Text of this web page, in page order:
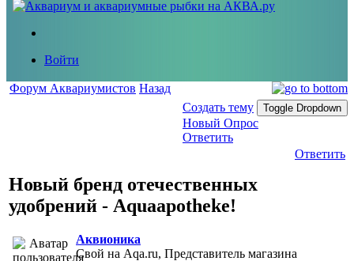
Войти
Форум Аквариумистов Назад
Создать тему
Toggle Dropdown
Новый Опрос
Ответить
Ответить
Новый бренд отечественных
удобрений - Aquaapotheke!
Аквионика
Свой на Aqa.ru, Представитель магазина